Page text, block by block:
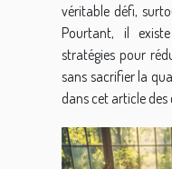
véritable défi,
Pourtant, il
stratégies pour
sans sacrifier la
dans cet article des